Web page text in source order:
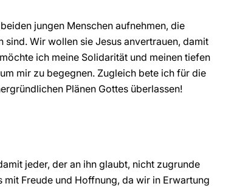
jungen Menschen aufnehmen, die
Wir wollen sie Jesus anvertrauen, damit
ich meine Solidarität und meinen tiefen
mir zu begegnen. Zugleich bete ich für die
Plänen Gottes überlassen!
jeder, der an ihn glaubt, nicht zugrunde
mit Freude und Hoffnung, da wir in Erwartung